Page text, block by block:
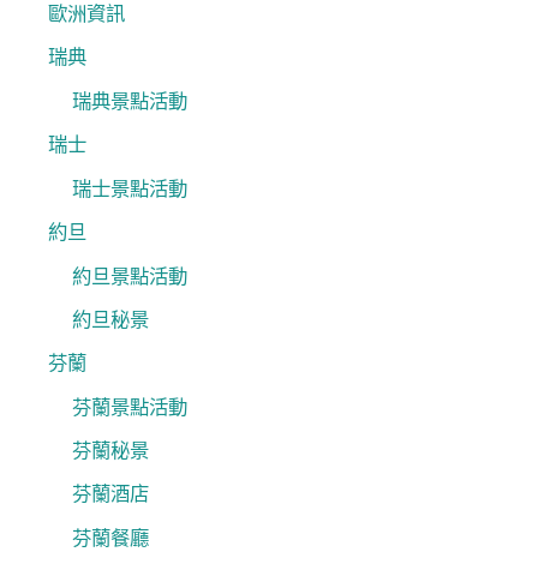
歐洲資訊
瑞典
瑞典景點活動
瑞士
瑞士景點活動
約旦
約旦景點活動
約旦秘景
芬蘭
芬蘭景點活動
芬蘭秘景
芬蘭酒店
芬蘭餐廳